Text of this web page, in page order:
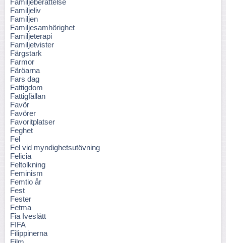
Familjeberättelse
Familjeliv
Familjen
Familjesamhörighet
Familjeterapi
Familjetvister
Färgstark
Farmor
Färöarna
Fars dag
Fattigdom
Fattigfällan
Favör
Favörer
Favoritplatser
Feghet
Fel
Fel vid myndighetsutövning
Felicia
Feltolkning
Feminism
Femtio år
Fest
Fester
Fetma
Fia Iveslätt
FIFA
Filippinerna